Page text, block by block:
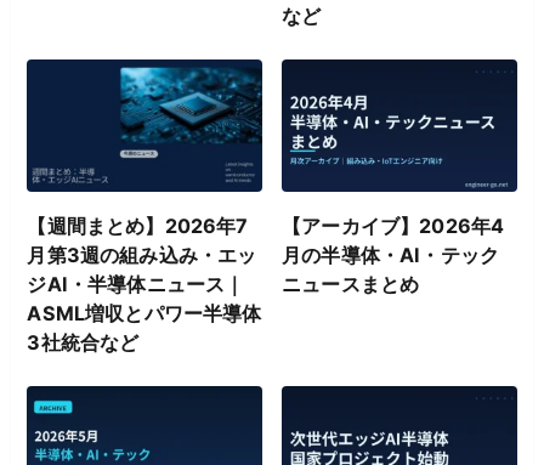
など
【週間まとめ】2026年7
月第3週の組み込み・エッ
ジAI・半導体ニュース｜
ASML増収とパワー半導体
3社統合など
【アーカイブ】2026年4
月の半導体・AI・テック
ニュースまとめ